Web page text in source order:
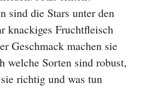
sind die Stars unter den
knackiges Fruchtfleisch
Geschmack machen sie
welche Sorten sind robust,
richtig und was tun